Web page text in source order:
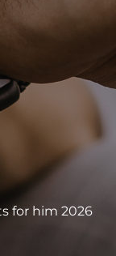
for him 2026